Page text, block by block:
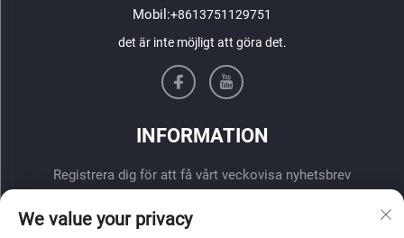
Mobil:+8613751129751
det är inte möjligt att göra det.
INFORMATION
Registrera dig för att få vårt veckovisa nyhetsbrev
We value your privacy